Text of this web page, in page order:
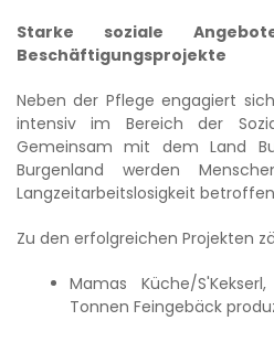
Starke soziale
Beschäftigungsprojekte
Neben der Pflege engagiert
intensiv im Bereich der
Gemeinsam mit dem Land
Burgenland werden
Langzeitarbeitslosigkeit
Zu den erfolgreichen Projekten
Mamas Küche/
Tonnen Feingebäck